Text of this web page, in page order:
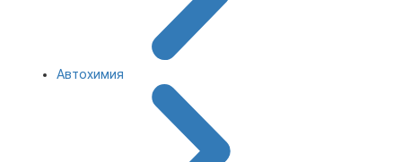
Автохимия